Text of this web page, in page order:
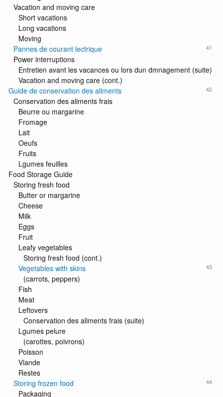
Vacation and moving care
Short vacations
Long vacations
Moving
41
Pannes de courant lectrique
Power interruptions
Entretien avant les vacances ou lors dun dmnagement (suite)
Vacation and moving care (cont.)
42
Guide de conservation des aliments
Conservation des aliments frais
Beurre ou margarine
Fromage
Lait
Oeufs
Fruits
Lgumes feuilles
Food Storage Guide
Storing fresh food
Butter or margarine
Cheese
Milk
Eggs
Fruit
Leafy vegetables
Storing fresh food (cont.)
43
Vegetables with skins
(carrots, peppers)
Fish
Meat
Leftovers
Conservation des aliments frais (suite)
Lgumes pelure
(carottes, poivrons)
Poisson
Viande
Restes
44
Storing frozen food
Packaging